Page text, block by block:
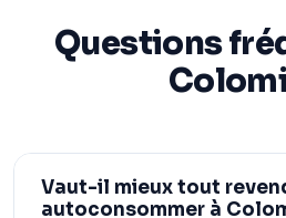
Questions
Vaut-il mieux tout
autoconsommer à